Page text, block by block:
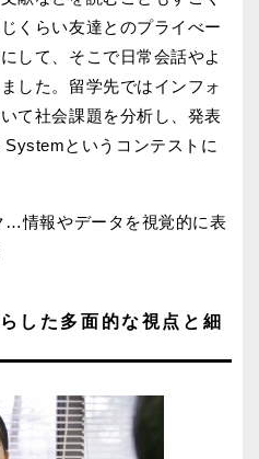
くらい友達とのプライべー
して、そこで日常会話やよ
した。留学先ではインフォ
て社会課題を分析し、発表
Systemというコンテストに
情報やデータを視覚的に表
した多面的な視点と細